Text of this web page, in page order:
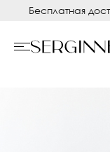
Бесплатная